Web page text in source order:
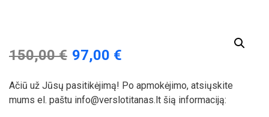
150,00€ 97,00 €
Ačiū už Jūsų pasitikėjimą! Po apmokėjimo, atsiųskite
mums el. paštu info@verslotitanas.lt šią informaciją: